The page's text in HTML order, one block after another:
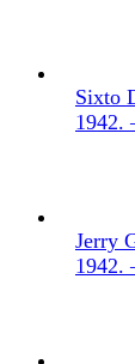
Sixto
1942.
Jerry
1942.